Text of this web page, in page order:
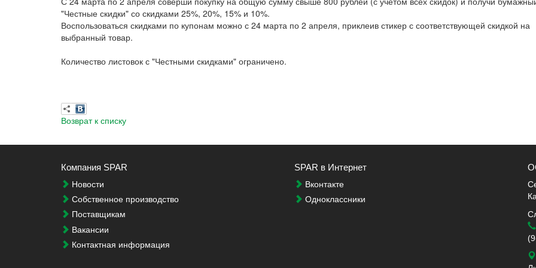
"Честные скидки" со скидками 25%, 20%, 15% и 10%.
Воспользоваться скидками по купонам можно с 24 марта по 2 апреля, приклеив стикер с соответствующей скидкой на
выбранный товар.
Количество листовок с "Честными скидками" ограничено.
Возврат к списку
Компания SPAR
Новости
Собственное производство
Поставщикам
Вакансии
Контактная информация
SPAR в Интернет
Вконтакте
Одноклассники